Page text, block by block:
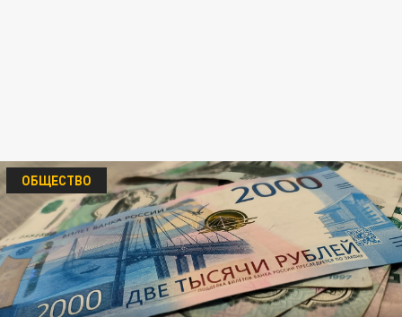
ОБЩЕСТВО